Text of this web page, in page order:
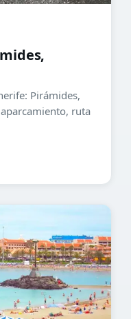
Pirámides,
ruta